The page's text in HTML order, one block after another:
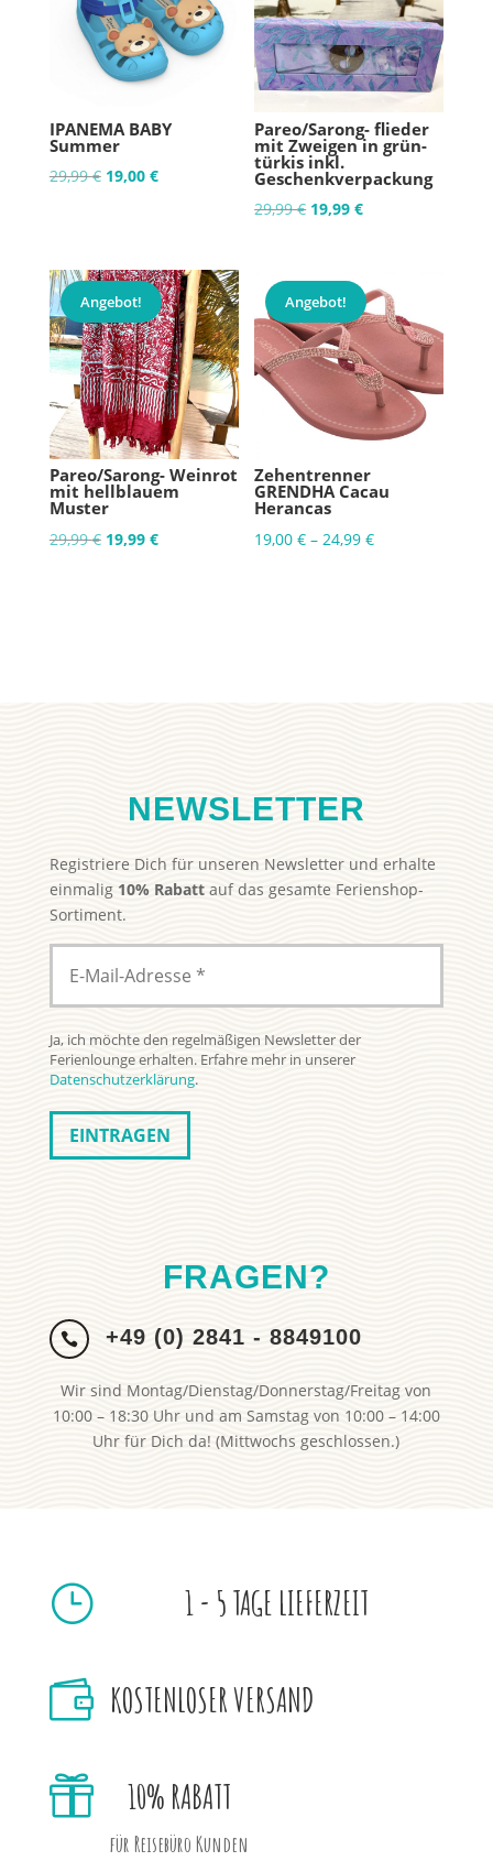
IPANEMA BABY
Summer
29,99€ Ursprünglicher
19,00 €Aktueller
Pareo/Sarong- flieder
mit Zweigen in grün-
türkis inkl.
Geschenkverpackung
29,99€ Ursprünglicher
29,99 €
19,99€Aktueller
19,99 €.
Angebot!
Pareo/Sarong- Weinrot
mit hellblauem
Muster
29,99€ Ursprünglicher
19,99 €Aktueller
Angebot!
Zehentrenner
GRENDHA Cacau
Herancas
19,00€ – 24,99€
NEWSLETTER
Registriere Dich für unseren Newsletter und erhalte
einmalig 10% Rabattauf das gesamte Ferienshop-
Sortiment.
Ja, ich möchte den regelmäßigen Newsletter der
Ferienlounge erhalten. Erfahre mehr in unserer
Datenschutzerklärung.
FRAGEN?
 +49 (0) 2841 - 8849100
Wir sind Montag/Dienstag/Donnerstag/Freitag von
10:00 – 18:30 Uhr und am Samstag von 10:00 – 14:00
Uhr für Dich da! (Mittwochs geschlossen.)
} 1 - 5 TAGE LIEFERZEIT
 KOSTENLOSER VERSAND
 10% RABATT
für Reisebüro Kunden